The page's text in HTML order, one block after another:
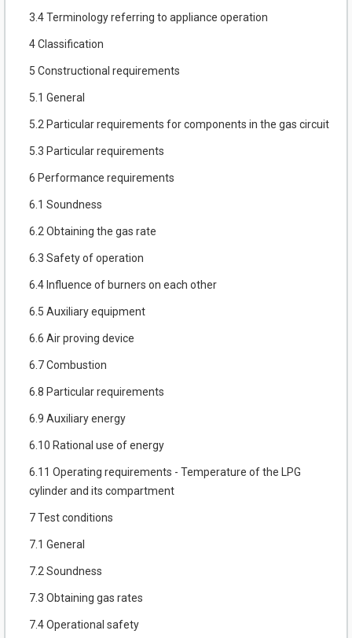
3.4 Terminology referring to appliance operation
4 Classification
5 Constructional requirements
5.1 General
5.2 Particular requirements for components in the gas circuit
5.3 Particular requirements
6 Performance requirements
6.1 Soundness
6.2 Obtaining the gas rate
6.3 Safety of operation
6.4 Influence of burners on each other
6.5 Auxiliary equipment
6.6 Air proving device
6.7 Combustion
6.8 Particular requirements
6.9 Auxiliary energy
6.10 Rational use of energy
6.11 Operating requirements - Temperature of the LPG
cylinder and its compartment
7 Test conditions
7.1 General
7.2 Soundness
7.3 Obtaining gas rates
7.4 Operational safety